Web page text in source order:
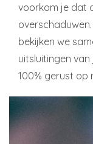
voorkom je dat
bekijken we
uitsluitingen
100% gerust op